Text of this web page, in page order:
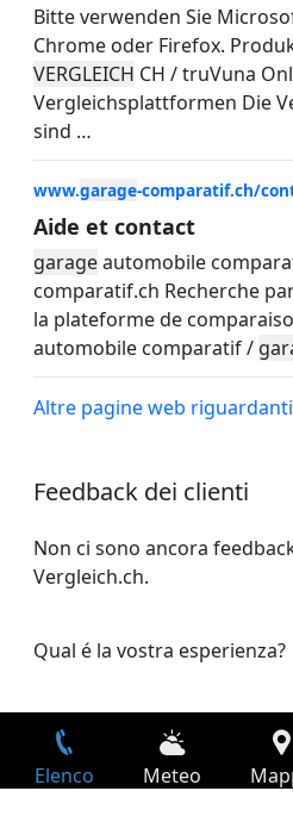
Bitte verwenden Sie
Chrome oder Firefox.
VERGLEICH CH / truVuna
Vergleichsplattformen Die
sind …
www.garage-comparatif.ch/
Aide et contact
garageautomobile
comparatif.ch Recherche
la plateforme de
automobile comparatif /
Altre pagine web
Feedback dei clienti
Non ci sono ancora
Vergleich.ch.
Qual é la vostra esperienza?
Elenco Meteo